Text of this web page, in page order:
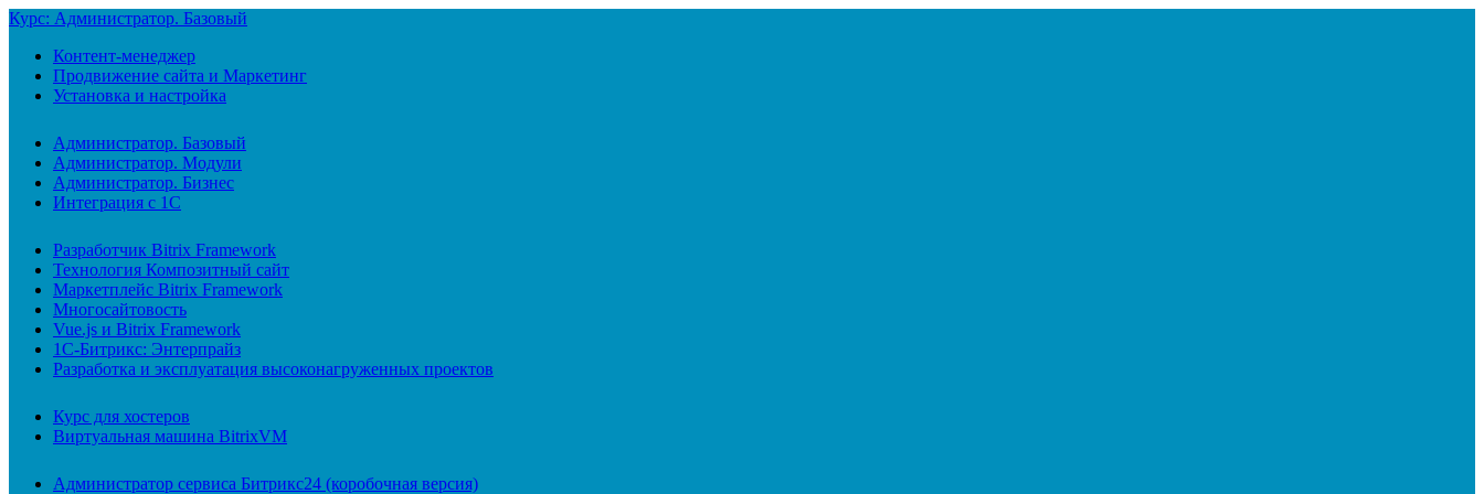
Курс: Администратор. Базовый
Контент-менеджер
Продвижение сайта и Маркетинг
Установка и настройка
Администратор. Базовый
Администратор. Модули
Администратор. Бизнес
Интеграция с 1С
Разработчик Bitrix Framework
Технология Композитный сайт
Маркетплейс Bitrix Framework
Многосайтовость
Vue.js и Bitrix Framework
1С-Битрикс: Энтерпрайз
Разработка и эксплуатация высоконагруженных проектов
Курс для хостеров
Виртуальная машина BitrixVM
Администратор сервиса Битрикс24 (коробочная версия)